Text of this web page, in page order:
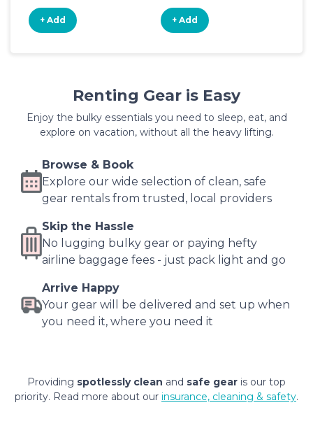
+ Add + Add
Renting Gear is Easy
Enjoy the bulky essentials you need to sleep, eat, and
explore on vacation, without all the heavy lifting.
Browse & Book
Explore our wide selection of clean, safe
gear rentals from trusted, local providers
Skip the Hassle
No lugging bulky gear or paying hefty
airline baggage fees - just pack light and go
Arrive Happy
Your gear will be delivered and set up when
you need it, where you need it
Providing spotlessly clean and safe gear is our top
priority. Read more about our insurance, cleaning & safety.